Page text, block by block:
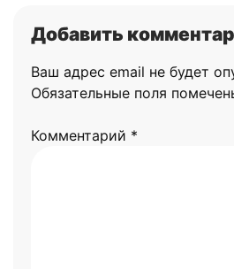
Добавить
Ваш адрес email не будет
Обязательные поля
Комментарий *